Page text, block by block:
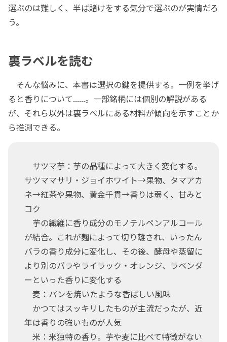
選ぶのは難しく、半ば賭けをする気分で選ぶのが実情だろ
う。
裏ラベルを読む
そんな悩みに、本書は選択の鍵を提供する。一例を挙げ
ると香りについて......。一部銘柄には個別の解説がある
が、それら以外は裏ラベルにある材料が傾向を示すことか
ら推測できる。
サツマ芋：芋の品種によって大きく変化する。
サツママサリ・ジョイホワイト→果物、タマアカ
ネ→紅茶や果物、黄金千貫→香りは弱く、甘みと
コク
芋の繊維に香り成分のモノテルペンアルコール
が結合。これが麹によって切り離され、いったん
バラの香り成分に変化し、その後、酵母や蒸留に
より別のバラやライラック・オレンジ、ラベンダ
ーといった香りに変化する
麦：パンを焼いたような香ばしい風味
かつてはスッキリしたものが主流だったが、近
年は香りの強いものが人気
米：米独特の香り。芋や麦に比べて特徴がない